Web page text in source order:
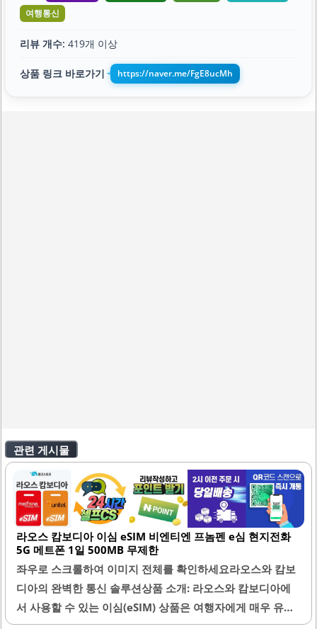
여행통신
리뷰 개수: 419개 이상
상품 링크 바로가기 ➔ https://naver.me/FgE8ucMh
관련 게시물
라오스 캄보디아 이심 eSIM 비엔티엔 프놈펜 e심 현지전화
5G 메트폰 1일 500MB 무제한
좌우로 스크롤하여 이미지 전체를 확인하세요라오스와 캄보
디아의 완벽한 통신 솔루션상품 소개: 라오스와 캄보디아에
서 사용할 수 있는 이심(eSIM) 상품은 여행자에게 매우 유용
한 선택입니다. 이 상품은 비엔티엔과 프놈펜에서 사용할 수